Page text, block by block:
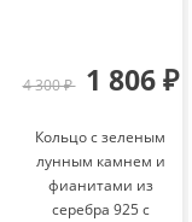
4 300 ₽ 1 806 ₽
Кольцо с зеленым
лунным камнем и
фианитами из
серебра 925 с